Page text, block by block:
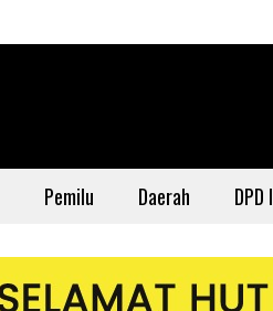
Pemilu Daerah DPD I